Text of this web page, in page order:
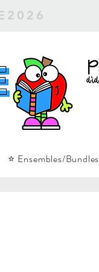
⭐ Ensembles/Bundles